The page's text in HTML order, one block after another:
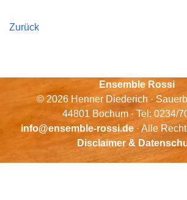
Zurück
Ensemble Rossi
© 2026 Henner Diederich ·
44801 Bochum · Tel: 0234/
info@ensemble-rossi.de· Alle
Disclaimer &